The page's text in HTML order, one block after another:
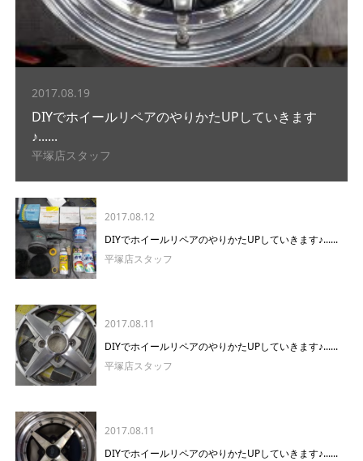
2017.08.19
DIYでホイールリペアのやりかたUPしていきます
♪......
平塚店スタッフ
2017.08.12
DIYでホイールリペアのやりかたUPしていきます♪......
平塚店スタッフ
2017.08.11
DIYでホイールリペアのやりかたUPしていきます♪......
平塚店スタッフ
2017.08.11
DIYでホイールリペアのやりかたUPしていきます♪......